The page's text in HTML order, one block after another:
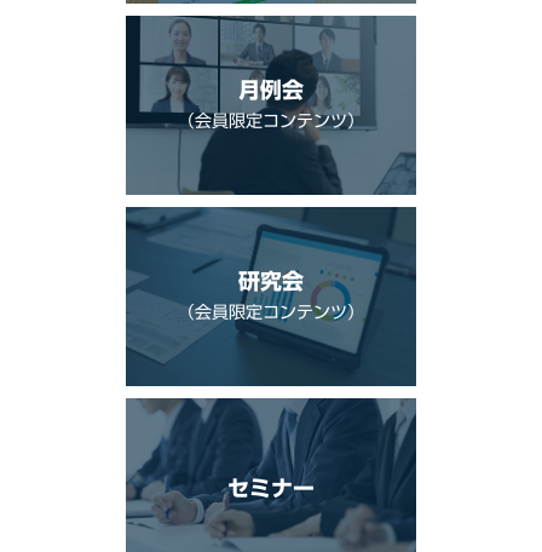
月例会
（会員限定コンテンツ）
研究会
（会員限定コンテンツ）
セミナー